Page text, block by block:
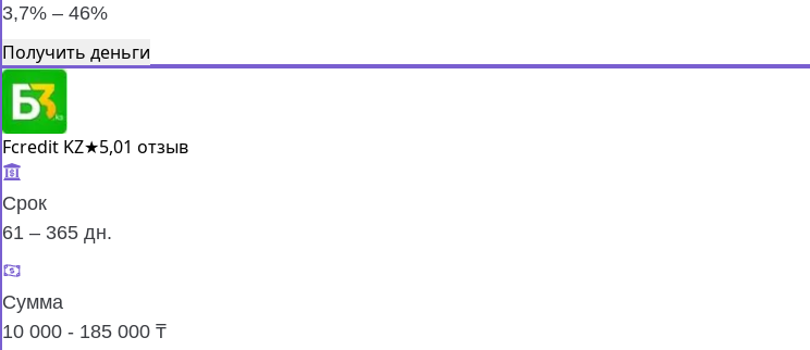
3,7% – 46%
Получить деньги
Fcredit KZ★5,01 отзыв
Срок
61 – 365 дн.
Сумма
10 000 - 185 000 ₸